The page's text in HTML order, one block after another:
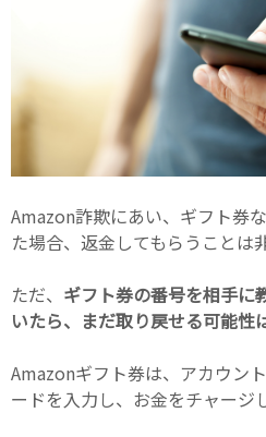
Amazon詐欺にあい、ギフト券
た場合、返金してもらうことは
ただ、 ギフト券の番号を相手に
いたら、まだ取り戻せる可能性
Amazonギフト券は、アカウン
ードを入力し、お金をチャージ